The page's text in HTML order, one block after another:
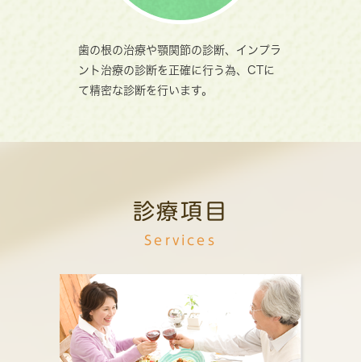
歯の根の治療や顎関節の診断、インプラ
ント治療の診断を正確に行う為、CTに
て精密な診断を行います。
診療項目
Services